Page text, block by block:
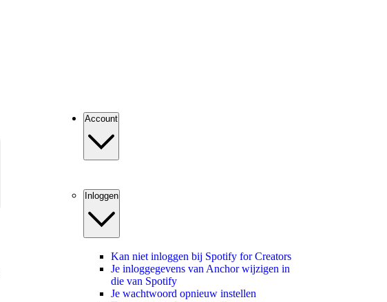
Account
Inloggen
Kan niet inloggen bij Spotify for Creators
Je inloggegevens van Anchor wijzigen in
die van Spotify
Je wachtwoord opnieuw instellen